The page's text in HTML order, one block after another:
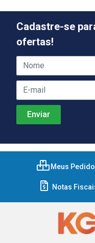
Cadastre-se
ofertas!
Meus
Notas